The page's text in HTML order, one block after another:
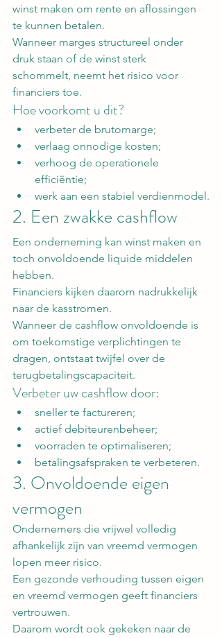
winst maken om rente en aflossingen
te kunnen betalen.
Wanneer marges structureel onder
druk staan of de winst sterk
schommelt, neemt het risico voor
financiers toe.
Hoe voorkomt u dit?
verbeter de brutomarge;
verlaag onnodige kosten;
verhoog de operationele
efficiëntie;
werk aan een stabiel verdienmodel.
2. Een zwakke cashflow
Een onderneming kan winst maken en
toch onvoldoende liquide middelen
hebben.
Financiers kijken daarom nadrukkelijk
naar de kasstromen.
Wanneer de cashflow onvoldoende is
om toekomstige verplichtingen te
dragen, ontstaat twijfel over de
terugbetalingscapaciteit.
Verbeter uw cashflow door:
sneller te factureren;
actief debiteurenbeheer;
voorraden te optimaliseren;
betalingsafspraken te verbeteren.
3. Onvoldoende eigen
vermogen
Ondernemers die vrijwel volledig
afhankelijk zijn van vreemd vermogen
lopen meer risico.
Een gezonde verhouding tussen eigen
en vreemd vermogen geeft financiers
vertrouwen.
Daarom wordt ook gekeken naar de